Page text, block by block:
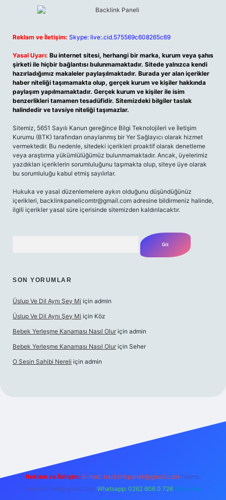
Reklam ve İletişim: Skype: live:.cid.575569c608265c69
Yasal Uyarı: Bu internet sitesi, herhangi bir marka, kurum veya şahıs
şirketi ile hiçbir bağlantısı bulunmamaktadır. Sitede yalnızca kendi
hazırladığımız makaleler paylaşılmaktadır. Burada yer alan içerikler
haber niteliği taşımamakta olup, gerçek kurum ve kişiler hakkında
paylaşım yapılmamaktadır. Gerçek kurum ve kişiler ile isim
benzerlikleri tamamen tesadüfidir. Sitemizdeki bilgiler taslak
halindedir ve tavsiye niteliği taşımazlar.
Sitemiz, 5651 Sayılı Kanun gereğince Bilgi Teknolojileri ve İletişim
Kurumu (BTK) tarafından onaylanmış bir Yer Sağlayıcı olarak hizmet
vermektedir. Bu nedenle, sitedeki içerikleri proaktif olarak denetleme
veya araştırma yükümlülüğümüz bulunmamaktadır. Ancak, üyelerimiz
yazdıkları içeriklerin sorumluluğunu taşımakta olup, siteye üye olarak
bu sorumluluğu kabul etmiş sayılırlar.
Hukuka ve yasal düzenlemelere aykırı olduğunu düşündüğünüz
içerikleri, backlinkpanelicomtr@gmail.com adresine bildirmeniz halinde,
ilgili içerikler yasal süre içerisinde sitemizden kaldırılacaktır.
SON YORUMLAR
Üslup Ve Dil Aynı Şey Mi için admin
Üslup Ve Dil Aynı Şey Mi için Köz
Bebek Yerleşme Kanaması Nasıl Olur için admin
Bebek Yerleşme Kanaması Nasıl Olur için Seher
O Sesin Sahibi Nereli için admin
Reklam ve İletişim: E-mail: backlinkpaneli@gmail.com Teams:
forumhizmeti@gmail.com Whatsapp: 0262 606 0 726 Telegram: